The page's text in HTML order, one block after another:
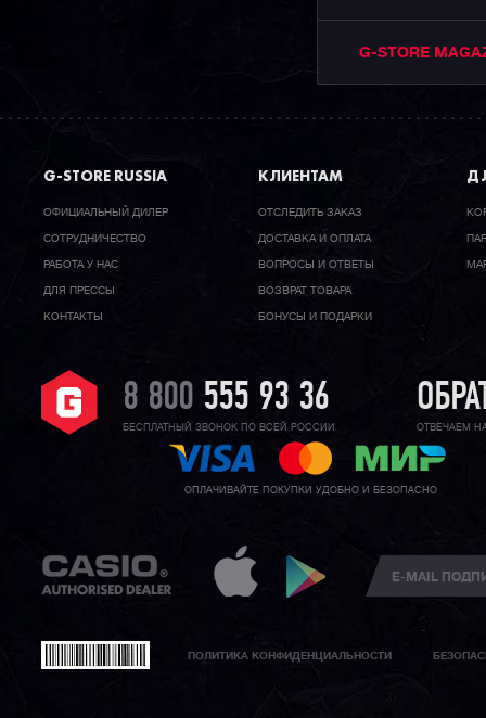
G-STORE
G-STORE RUSSIA
ОФИЦИАЛЬНЫЙ ДИЛЕР
CОТРУДНИЧЕСТВО
РАБОТА У НАС
ДЛЯ ПРЕССЫ
КОНТАКТЫ
КЛИЕНТАМ
ОТСЛЕДИТЬ ЗАКАЗ
ДОСТАВКА И ОПЛАТА
ВОПРОСЫ И ОТВЕТЫ
ВОЗВРАТ ТОВАРА
БОНУСЫ И ПОДАРКИ
8 800 555 93 36
БЕСПЛАТНЫЙ ЗВОНОК ПО ВСЕЙ РОССИИ ОТВЕЧАЕМ
ОПЛАЧИВАЙТЕ ПОКУПКИ УДОБНО И БЕЗОПАСНО
ПОЛИТИКА КОНФИДЕНЦИАЛЬНОСТИ